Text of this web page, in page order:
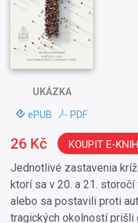
UKÁZKA
ePUB PDF
Jednotlivé zastavenia
ktorí sa v 20. a 21.
alebo sa postavili proti
tragických okolností prišli
26 Kč KOUPIT E-